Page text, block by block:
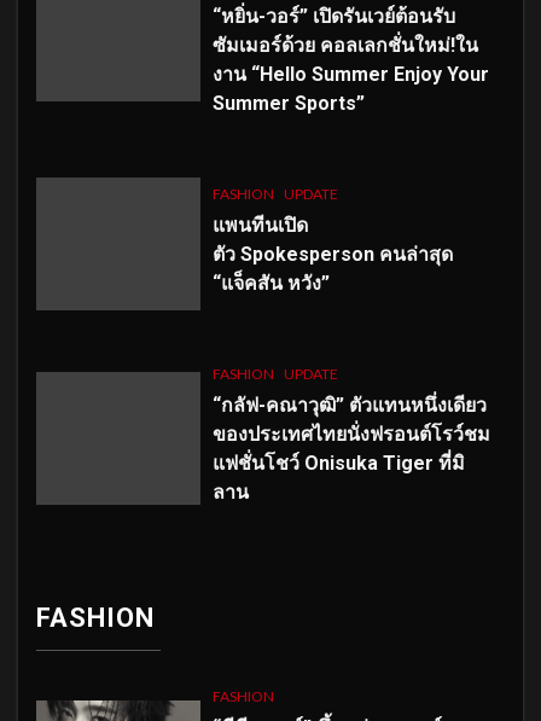
“หยิ่น-วอร์” เปิดรันเวย์ต้อนรับ
ซัมเมอร์ด้วย คอลเลกชั่นใหม่!ใน
งาน “Hello Summer Enjoy Your
Summer Sports”
FASHION UPDATE
แพนทีนเปิด
ตัว Spokesperson คนล่าสุด
“แจ็คสัน หวัง”
FASHION UPDATE
“กลัฟ-คณาวุฒิ” ตัวแทนหนึ่งเดียว
ของประเทศไทยนั่งฟรอนต์โรว์ชม
แฟชั่นโชว์ Onisuka Tiger ที่มิ
ลาน
FASHION
FASHION